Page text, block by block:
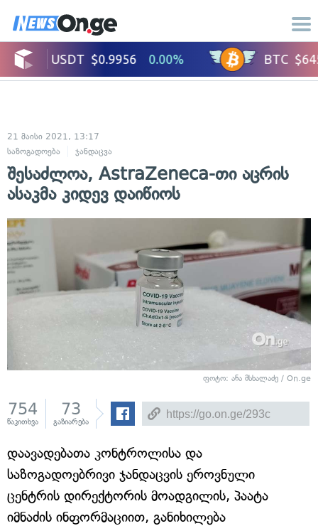
21 მაისი 2021, 13:17
საზოგადოება
ჯანდაცვა
შესაძლოა, AstraZeneca-თი აცრის
ასაკმა კიდევ დაიწიოს
ფოტო: ანა მსხალაძე / On.ge
754
წაკითხვა
73
გაზიარება
დაავადებათა კონტროლისა და
საზოგადოებრივი ჯანდაცვის ეროვნული
ცენტრის დირექტორის მოადგილის, პაატა
იმნაძის ინფორმაციით, განიხილება